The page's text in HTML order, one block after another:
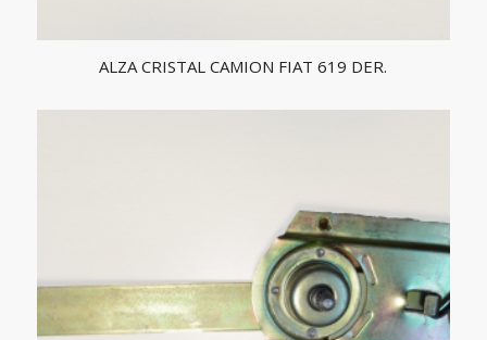
ALZA CRISTAL CAMION FIAT 619 DER.